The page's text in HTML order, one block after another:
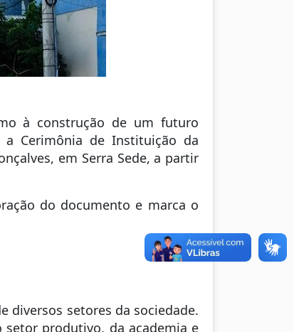
à construção de um futuro
Cerimônia de Instituição da
em Serra Sede, a partir
do documento e marca o
diversos setores da sociedade.
produtivo, da academia e